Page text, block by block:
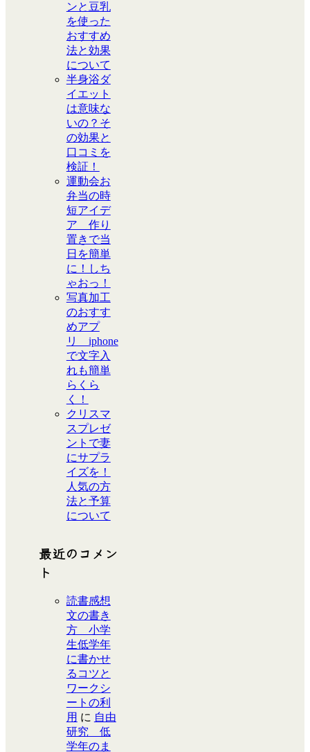
ンと豆乳
を使った
おすすめ
法と効果
について
半身浴ダ
イエット
は意味な
いの？そ
の効果と
口コミを
検証！
運動会お
弁当の時
短アイデ
ア 作り
置きで当
日を簡単
に！しち
ゃおっ！
写真加工
のおすす
めアプ
リ iphone
で文字入
れも簡単
らくら
く！
クリスマ
スプレゼ
ントで妻
にサプラ
イズを！
人気の方
法と予算
について
最近のコメン
ト
読書感想
文の書き
方 小学
生低学年
に書かせ
るコツと
ワークシ
ートの利
用 に 自由
研究 低
学年のま